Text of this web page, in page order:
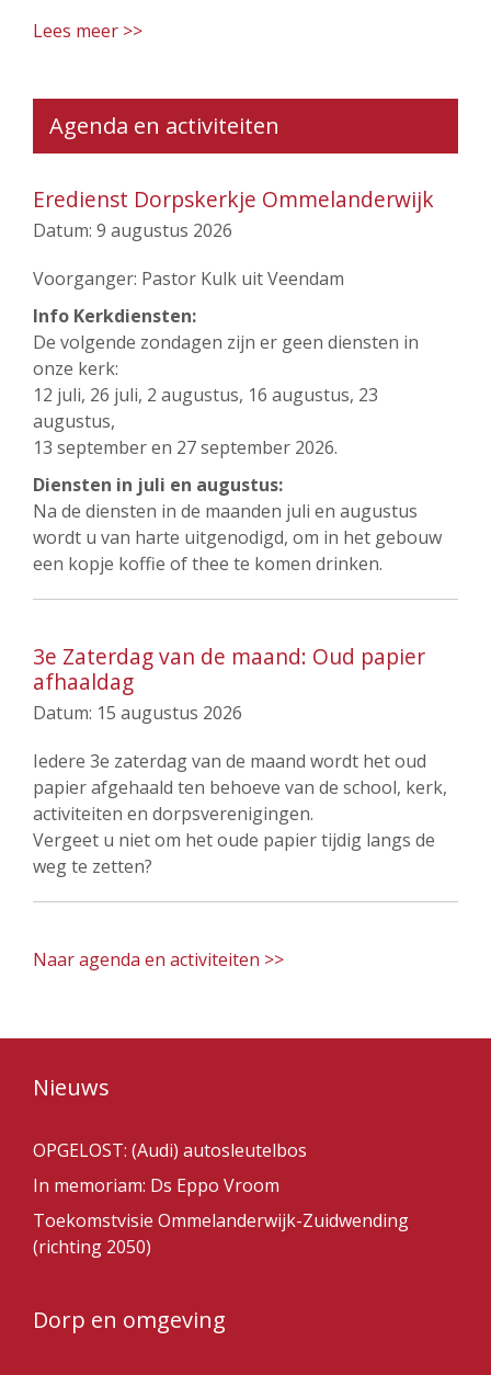
Lees meer >>
Agenda en activiteiten
Eredienst Dorpskerkje Ommelanderwijk
Datum: 9 augustus 2026
Voorganger: Pastor Kulk uit Veendam
Info Kerkdiensten:
De volgende zondagen zijn er geen diensten in
onze kerk:
12 juli, 26 juli, 2 augustus, 16 augustus, 23
augustus,
13 september en 27 september 2026.
Diensten in juli en augustus:
Na de diensten in de maanden juli en augustus
wordt u van harte uitgenodigd, om in het gebouw
een kopje koffie of thee te komen drinken.
3e Zaterdag van de maand: Oud papier
afhaaldag
Datum: 15 augustus 2026
Iedere 3e zaterdag van de maand wordt het oud
papier afgehaald ten behoeve van de school, kerk,
activiteiten en dorpsverenigingen.
Vergeet u niet om het oude papier tijdig langs de
weg te zetten?
Naar agenda en activiteiten >>
Nieuws
OPGELOST: (Audi) autosleutelbos
In memoriam: Ds Eppo Vroom
Toekomstvisie Ommelanderwijk-Zuidwending
(richting 2050)
Dorp en omgeving